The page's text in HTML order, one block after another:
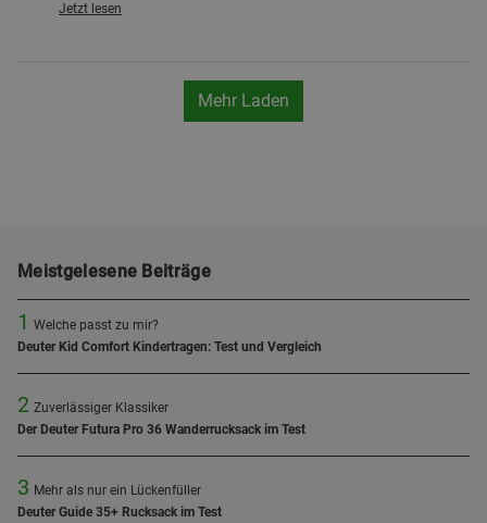
Jetzt lesen
Mehr Laden
Meistgelesene Beiträge
1 Welche passt zu mir?
Deuter Kid Comfort Kindertragen: Test und Vergleich
2 Zuverlässiger Klassiker
Der Deuter Futura Pro 36 Wanderrucksack im Test
3 Mehr als nur ein Lückenfüller
Deuter Guide 35+ Rucksack im Test